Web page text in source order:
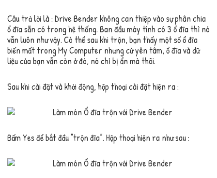
Câu trả lời là : Drive Bender không can thiệp vào sự phân chia
ổ đĩa sẵn có trong hệ thống. Ban đầu máy tính có 3 ổ đĩa thì nó
vẫn luôn như vậy. Có thể sau khi trộn, bạn thấy một số ổ đĩa
biến mất trong My Computer nhưng cứ yên tâm, ổ đĩa và dữ
liệu của bạn vẫn còn ở đó, nó chỉ bị ẩn mà thôi.
Sau khi cài đặt và khởi động, hộp thoại cài đặt hiện ra :
Bấm Yes để bắt đầu “trộn đĩa”. Hộp thoại hiện ra như sau :